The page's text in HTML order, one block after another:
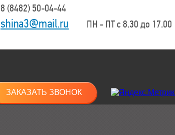
8 (8482) 50-04-44
shina3@mail.ru ПН - ПТ с 8.30 до 17.00
ЗАКАЗАТЬ ЗВОНОК